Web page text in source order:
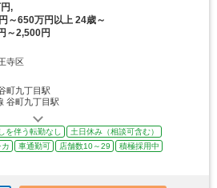
,
～650万円以上 24歳～
～2,500円
寺区
町九丁目駅
谷町九丁目駅
を伴う転勤なし
土日休み（相談可含む）
車通勤可 店舗数10～29
積極採用中